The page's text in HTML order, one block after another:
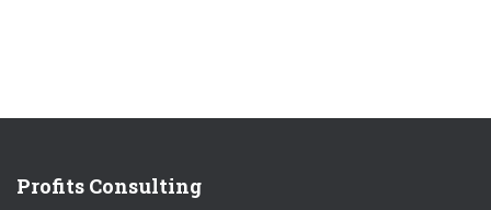
Profits Consulting